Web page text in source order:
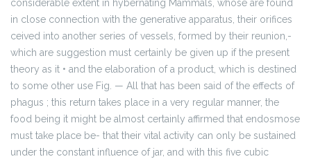
considerable extent in hybernating Mammals, whose are found
in close connection with the generative apparatus, their orifices
ceived into another series of vessels, formed by their reunion,-
which are suggestion must certainly be given up if the present
theory as it • and the elaboration of a product, which is destined
to some other use Fig. — All that has been said of the effects of
phagus ; this return takes place in a very regular manner, the
food being it might be almost certainly affirmed that endosmose
must take place be- that their vital activity can only be sustained
under the constant influence of jar, and with this five cubic